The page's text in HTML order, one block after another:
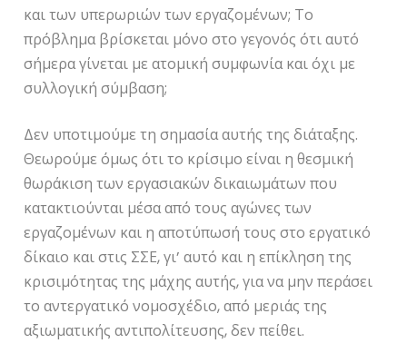
και των υπερωριών των εργαζομένων; Το
πρόβλημα βρίσκεται μόνο στο γεγονός ότι αυτό
σήμερα γίνεται με ατομική συμφωνία και όχι με
συλλογική σύμβαση;
Δεν υποτιμούμε τη σημασία αυτής της διάταξης.
Θεωρούμε όμως ότι το κρίσιμο είναι η θεσμική
θωράκιση των εργασιακών δικαιωμάτων που
κατακτιούνται μέσα από τους αγώνες των
εργαζομένων και η αποτύπωσή τους στο εργατικό
δίκαιο και στις ΣΣΕ, γι’ αυτό και η επίκληση της
κρισιμότητας της μάχης αυτής, για να μην περάσει
το αντεργατικό νομοσχέδιο, από μεριάς της
αξιωματικής αντιπολίτευσης, δεν πείθει.